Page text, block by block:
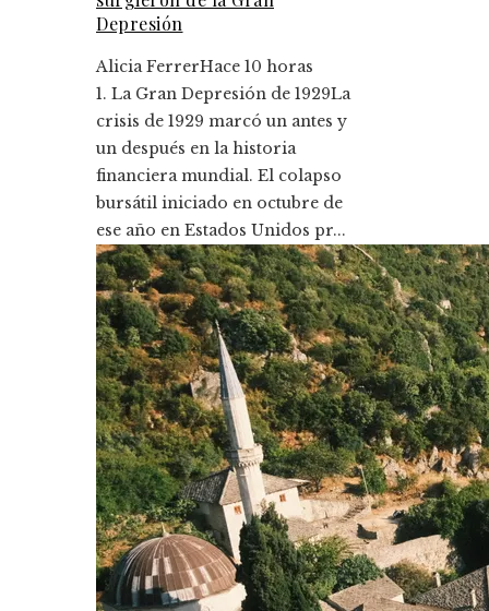
Depresión
Alicia FerrerHace 10 horas
1. La Gran Depresión de 1929La
crisis de 1929 marcó un antes y
un después en la historia
financiera mundial. El colapso
bursátil iniciado en octubre de
ese año en Estados Unidos pr...